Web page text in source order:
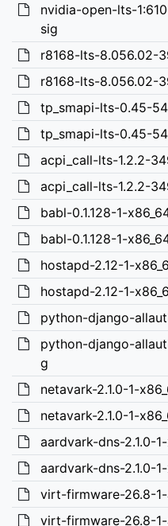
nvidia-open-lts-
sig
r8168-lts-8.056.02-
r8168-lts-8.056.02-
tp_smapi-lts-0.45-
tp_smapi-lts-0.45-
acpi_call-lts-1.2.2-
acpi_call-lts-1.2.2-
babl-0.1.128-1-
babl-0.1.128-1-
hostapd-2.12-1-
hostapd-2.12-1-
python-django-
python-django-
g
netavark-2.1.0-1-
netavark-2.1.0-1-
aardvark-dns-2.1.0-
aardvark-dns-2.1.0-
virt-firmware-26.8-
virt-firmware-26.8-